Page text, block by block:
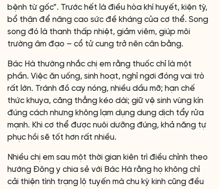
bệnh từ gốc”. Trước hết là điều hòa khí huyết, kiện tỳ,
bổ thận để nâng cao sức đề kháng của cơ thể. Song
song đó là thanh thấp nhiệt, giảm viêm, giúp môi
trường âm đạo – cổ tử cung trở nên cân bằng.
Bác Hà thường nhắc chị em rằng thuốc chỉ là một
phần. Việc ăn uống, sinh hoạt, nghỉ ngơi đóng vai trò
rất lớn. Tránh đồ cay nóng, nhiều dầu mỡ; hạn chế
thức khuya, căng thẳng kéo dài; giữ vệ sinh vùng kín
đúng cách nhưng không lạm dụng dung dịch tẩy rửa
mạnh. Khi cơ thể được nuôi dưỡng đúng, khả năng tự
phục hồi sẽ tốt hơn rất nhiều.
Nhiều chị em sau một thời gian kiên trì điều chỉnh theo
hướng Đông y chia sẻ với Bác Hà rằng họ không chỉ
cải thiện tình trạng lộ tuyến mà chu kỳ kinh cũng đều